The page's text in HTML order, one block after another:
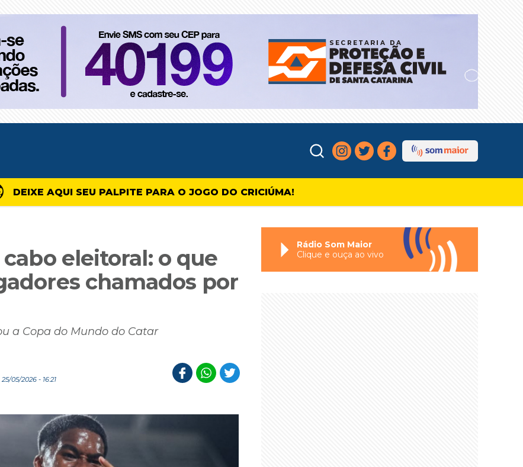
DEIXE AQUI SEU PALPITE PARA O JOGO DO CRICIÚMA!
eleitoral: o que
chamados por
a Copa do Mundo do Catar
05/2026 - 16:21
Rádio Som Maior
Clique e ouça ao vivo